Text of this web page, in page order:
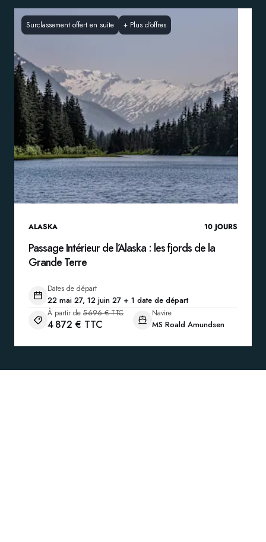
Surclassement offert en suite + Plus d'offres
ALASKA 10 JOURS
Passage Intérieur de l’Alaska : les fjords de la
Grande Terre
Dates de départ
22 mai 27, 12 juin 27 + 1 date de départ
À partir de 5 696 € TTC
4 872 € TTC
Navire
MS Roald Amundsen